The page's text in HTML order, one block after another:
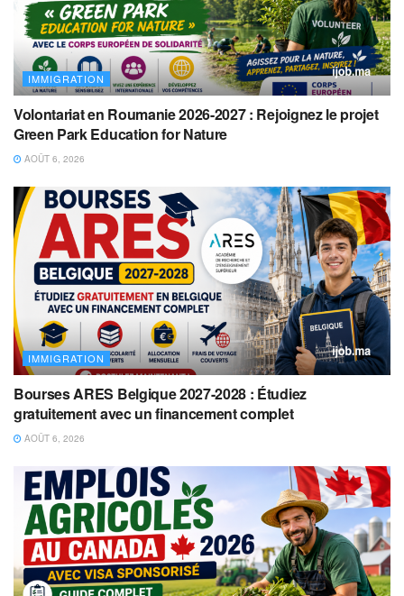
IMMIGRATION
Volontariat en Roumanie 2026-2027 : Rejoignez le projet
Green Park Education for Nature
AOÛT 6, 2026
IMMIGRATION
Bourses ARES Belgique 2027-2028 : Étudiez
gratuitement avec un financement complet
AOÛT 6, 2026